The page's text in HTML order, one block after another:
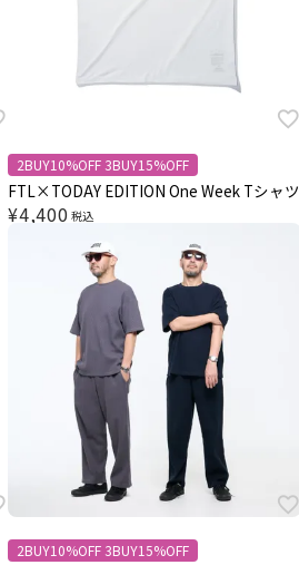
2BUY10%OFF 3BUY15%OFF
FTL×TODAY EDITION One Week Tシャツ
¥4,400 税込
2BUY10%OFF 3BUY15%OFF